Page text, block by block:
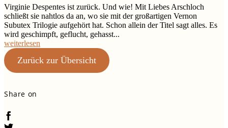
Virginie Despentes ist zurück. Und wie! Mit Liebes Arschloch
schließt sie nahtlos da an, wo sie mit der großartigen Vernon
Subutex Trilogie aufgehört hat. Schon allein der Titel sagt alles. Es
wird geschimpft, geflucht, gehasst...
weiterlesen
Zurück zur Übersicht
Share on